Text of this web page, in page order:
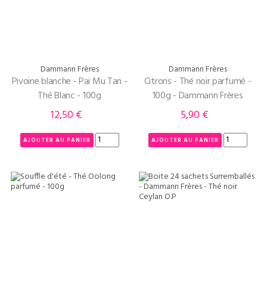
Dammann Frères
Pivoine blanche - Pai Mu Tan -
Thé Blanc - 100g
Prix
12,50 €
AJOUTER AU PANIER
Dammann Frères
Citrons - Thé noir parfumé -
100g - Dammann Frères
Prix
5,90 €
AJOUTER AU PANIER